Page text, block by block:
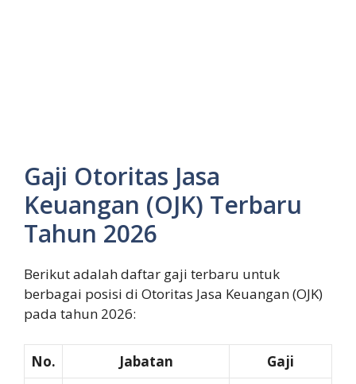
Gaji Otoritas Jasa
Keuangan (OJK) Terbaru
Tahun 2026
Berikut adalah daftar gaji terbaru untuk
berbagai posisi di Otoritas Jasa Keuangan (OJK)
pada tahun 2026:
No. Jabatan Gaji